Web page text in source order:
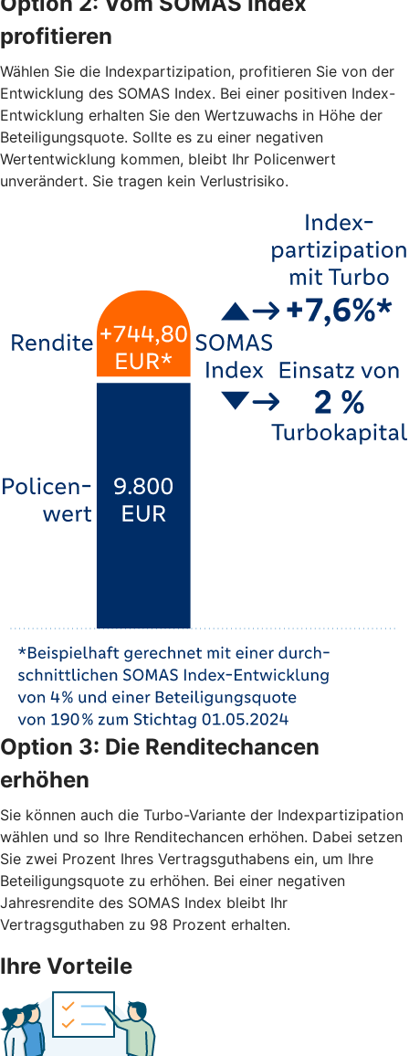
profitieren
Wählen Sie die Indexpartizipation, profitieren Sie von der
Entwicklung des SOMAS Index. Bei einer positiven Index-
Entwicklung erhalten Sie den Wertzuwachs in Höhe der
Beteiligungsquote. Sollte es zu einer negativen
Wertentwicklung kommen, bleibt Ihr Policenwert
unverändert. Sie tragen kein Verlustrisiko.
Option 3: Die Renditechancen
erhöhen
Sie können auch die Turbo-Variante der Indexpartizipation
wählen und so Ihre Renditechancen erhöhen. Dabei setzen
Sie zwei Prozent Ihres Vertragsguthabens ein, um Ihre
Beteiligungsquote zu erhöhen. Bei einer negativen
Jahresrendite des SOMAS Index bleibt Ihr
Vertragsguthaben zu 98 Prozent erhalten.
Ihre Vorteile